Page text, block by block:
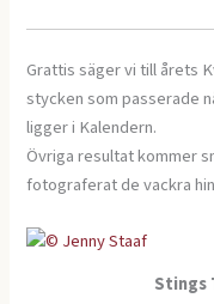
Grattis säger vi till årets
stycken som passerade
ligger i Kalendern.
Övriga resultat kommer
fotograferat de vackra
Stings